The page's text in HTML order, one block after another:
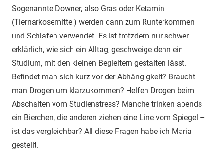
Sogenannte Downer, also Gras oder Ketamin
(Tiernarkosemittel) werden dann zum Runterkommen
und Schlafen verwendet. Es ist trotzdem nur schwer
erklärlich, wie sich ein Alltag, geschweige denn ein
Studium, mit den kleinen Begleitern gestalten lässt.
Befindet man sich kurz vor der Abhängigkeit? Braucht
man Drogen um klarzukommen? Helfen Drogen beim
Abschalten vom Studienstress? Manche trinken abends
ein Bierchen, die anderen ziehen eine Line vom Spiegel –
ist das vergleichbar? All diese Fragen habe ich Maria
gestellt.